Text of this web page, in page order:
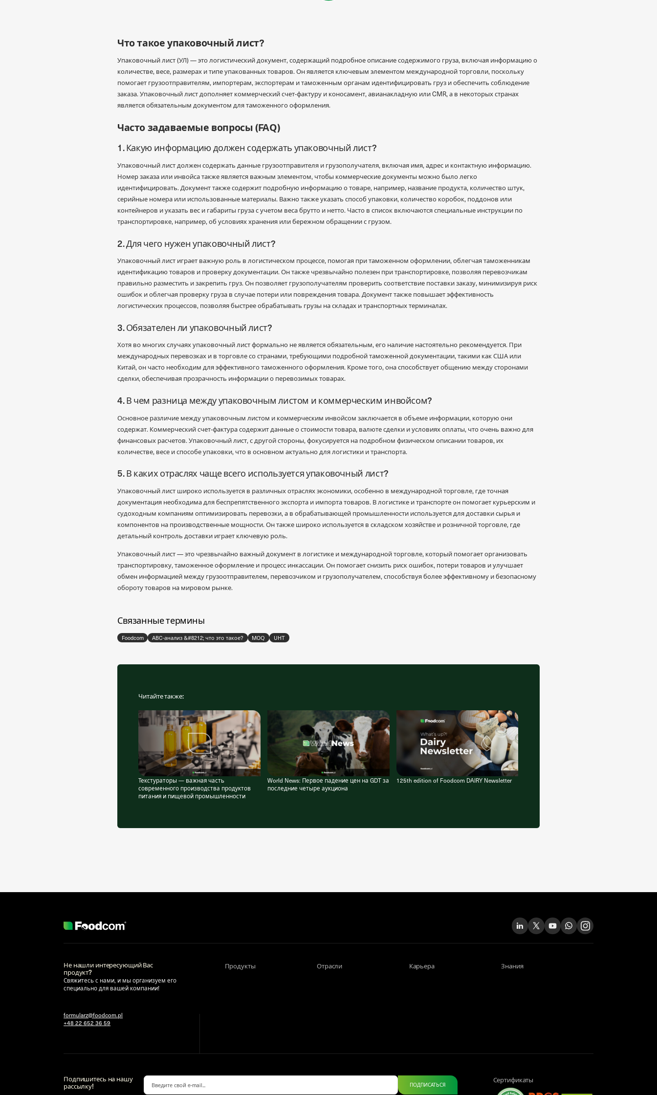
Что такое упаковочный лист?
Упаковочный лист (УЛ) — это логистический документ, содержащий подробное описание содержимого груза, включая информацию о
количестве, весе, размерах и типе упакованных товаров. Он является ключевым элементом международной торговли, поскольку
помогает грузоотправителям, импортерам, экспортерам и таможенным органам идентифицировать груз и обеспечить соблюдение
заказа. Упаковочный лист дополняет коммерческий счет-фактуру и коносамент, авианакладную или CMR, а в некоторых странах
является обязательным документом для таможенного оформления.
Часто задаваемые вопросы (FAQ)
1. Какую информацию должен содержать упаковочный лист?
Упаковочный лист должен содержать данные грузоотправителя и грузополучателя, включая имя, адрес и контактную информацию.
Номер заказа или инвойса также является важным элементом, чтобы коммерческие документы можно было легко
идентифицировать. Документ также содержит подробную информацию о товаре, например, название продукта, количество штук,
серийные номера или использованные материалы. Важно также указать способ упаковки, количество коробок, поддонов или
контейнеров и указать вес и габариты груза с учетом веса брутто и нетто. Часто в список включаются специальные инструкции по
транспортировке, например, об условиях хранения или бережном обращении с грузом.
2. Для чего нужен упаковочный лист?
Упаковочный лист играет важную роль в логистическом процессе, помогая при таможенном оформлении, облегчая таможенникам
идентификацию товаров и проверку документации. Он также чрезвычайно полезен при транспортировке, позволяя перевозчикам
правильно разместить и закрепить груз. Он позволяет грузополучателям проверить соответствие поставки заказу, минимизируя риск
ошибок и облегчая проверку груза в случае потери или повреждения товара. Документ также повышает эффективность
логистических процессов, позволяя быстрее обрабатывать грузы на складах и транспортных терминалах.
3. Обязателен ли упаковочный лист?
Хотя во многих случаях упаковочный лист формально не является обязательным, его наличие настоятельно рекомендуется. При
международных перевозках и в торговле со странами, требующими подробной таможенной документации, такими как США или
Китай, он часто необходим для эффективного таможенного оформления. Кроме того, она способствует общению между сторонами
сделки, обеспечивая прозрачность информации о перевозимых товарах.
4. В чем разница между упаковочным листом и коммерческим инвойсом?
Основное различие между упаковочным листом и коммерческим инвойсом заключается в объеме информации, которую они
содержат. Коммерческий счет-фактура содержит данные о стоимости товара, валюте сделки и условиях оплаты, что очень важно для
финансовых расчетов. Упаковочный лист, с другой стороны, фокусируется на подробном физическом описании товаров, их
количестве, весе и способе упаковки, что в основном актуально для логистики и транспорта.
5. В каких отраслях чаще всего используется упаковочный лист?
Упаковочный лист широко используется в различных отраслях экономики, особенно в международной торговле, где точная
документация необходима для беспрепятственного экспорта и импорта товаров. В логистике и транспорте он помогает курьерским и
судоходным компаниям оптимизировать перевозки, а в обрабатывающей промышленности используется для доставки сырья и
компонентов на производственные мощности. Он также широко используется в складском хозяйстве и розничной торговле, где
детальный контроль доставки играет ключевую роль.
Упаковочный лист — это чрезвычайно важный документ в логистике и международной торговле, который помогает организовать
транспортировку, таможенное оформление и процесс инкассации. Он помогает снизить риск ошибок, потери товаров и улучшает
обмен информацией между грузоотправителем, перевозчиком и грузополучателем, способствуя более эффективному и безопасному
обороту товаров на мировом рынке.
Связанные термины
Foodcom ABC-анализ &#8212; что это такое? MOQ UHT
Читайте также:
Текстураторы — важная часть
современного производства продуктов
питания и пищевой промышленности
World News: Первое падение цен на GDT за
последние четыре аукциона
125th edition of Foodcom DAIRY Newsletter
Не нашли интересующий Вас
продукт?
Свяжитесь с нами, и мы организуем его
специально для вашей компании!
formularz@foodcom.pl
+48 22 652 36 59
Продукты Отрасли Карьера Знания
Сертификаты
Подпишитесь на нашу
рассылку!
ПОДПИСАТЬСЯ